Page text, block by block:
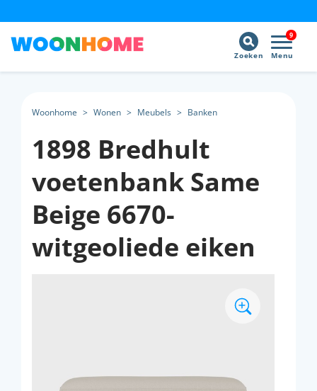
9
Menu
Zoeken
Woonhome > Wonen > Meubels > Banken
1898 Bredhult
voetenbank Same
Beige 6670-
witgeoliede eiken